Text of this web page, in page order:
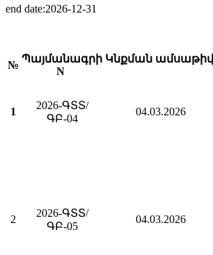
end date:2026-12-31
№
Պայմանագրի
N
Կնքման ամսաթիվ
1
2026-ԳՏՏ/
ԳԲ-04
04.03.2026
2
2026-ԳՏՏ/
ԳԲ-05
04.03.2026